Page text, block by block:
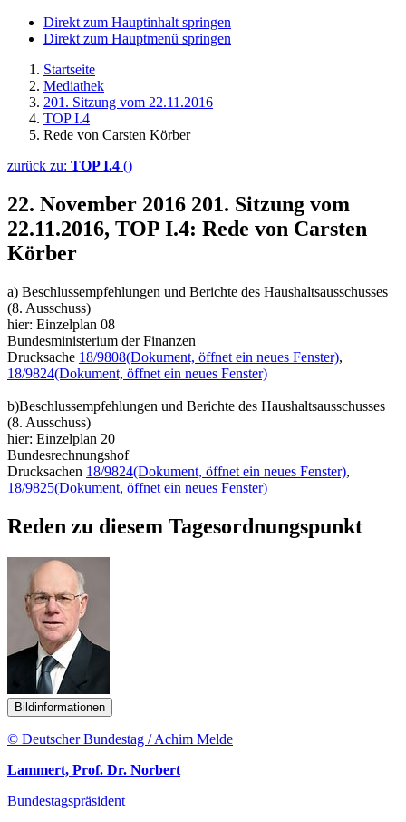
Direkt zum Hauptinhalt springen
Direkt zum Hauptmenü springen
Startseite
Mediathek
201. Sitzung vom 22.11.2016
TOP I.4
Rede von Carsten Körber
zurück zu: TOP I.4 ()
22. November 2016 201. Sitzung vom
22.11.2016, TOP I.4: Rede von Carsten
Körber
a) Beschlussempfehlungen und Berichte des Haushaltsausschusses
(8. Ausschuss)
hier: Einzelplan 08
Bundesministerium der Finanzen
Drucksache 18/9808(Dokument, öffnet ein neues Fenster),
18/9824(Dokument, öffnet ein neues Fenster)
b)Beschlussempfehlungen und Berichte des Haushaltsausschusses
(8. Ausschuss)
hier: Einzelplan 20
Bundesrechnungshof
Drucksachen 18/9824(Dokument, öffnet ein neues Fenster),
18/9825(Dokument, öffnet ein neues Fenster)
Reden zu diesem Tagesordnungspunkt
Bildinformationen
© Deutscher Bundestag / Achim Melde
Lammert, Prof. Dr. Norbert
Bundestagspräsident